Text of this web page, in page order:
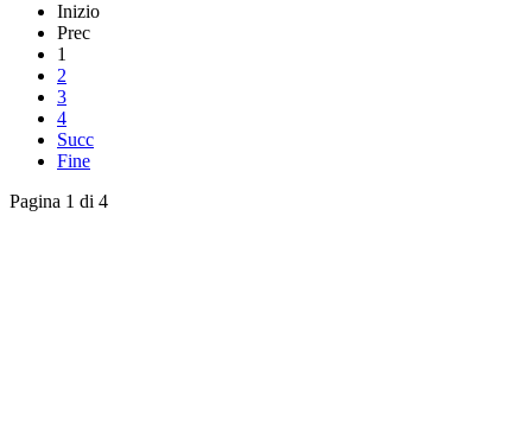
Inizio
Prec
1
2
3
4
Succ
Fine
Pagina 1 di 4